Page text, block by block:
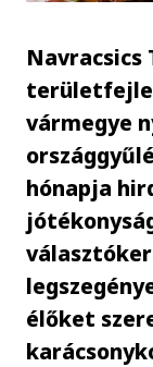
Navracsics
vármegye
hónapja
élőket